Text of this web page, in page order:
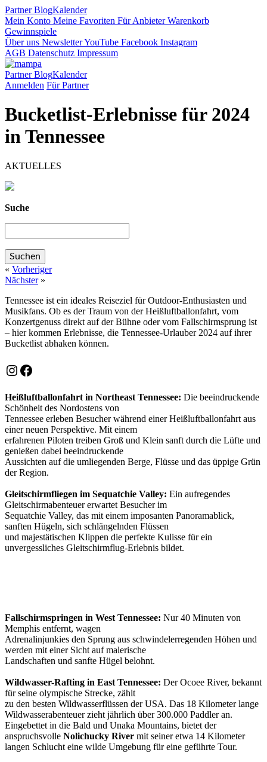
PartnerBlogKalender
Mein Konto Meine Favoriten Für AnbieterWarenkorb
Gewinnspiele
Über uns NewsletterYouTube Facebook Instagram
AGB Datenschutz Impressum
PartnerBlogKalender
Anmelden Für Partner
Bucketlist-Erlebnisse für 2024
in Tennessee
AKTUELLES
Suche
« Vorheriger
Nächster»
Tennessee ist ein ideales Reiseziel für Outdoor-Enthusiasten und
Musikfans. Ob es der Traum von der Heißluftballonfahrt, vom
Konzertgenuss direkt auf der Bühne oder vom Fallschirmsprung ist
– hier kommen Erlebnisse, die Tennessee-Urlauber 2024 auf ihrer
Bucketlist abhaken können.
Instagram
Facebook
Heißluftballonfahrt in Northeast Tennessee: Die beeindruckende
Schönheit des Nordostens von
Tennessee erleben Besucher während einer Heißluftballonfahrt aus
einer neuen Perspektive. Mit einem
erfahrenen Piloten treiben Groß und Klein sanft durch die Lüfte und
genießen dabei beeindruckende
Aussichten auf die umliegenden Berge, Flüsse und das üppige Grün
der Region.
Gleitschirmfliegen im Sequatchie Valley: Ein aufregendes
Gleitschirmabenteuer erwartet Besucher im
Sequatchie Valley, das mit einem imposanten Panoramablick,
sanften Hügeln, sich schlängelnden Flüssen
und majestätischen Klippen die perfekte Kulisse für ein
unvergessliches Gleitschirmflug-Erlebnis bildet.
Fallschirmspringen in West Tennessee: Nur 40 Minuten von
Memphis entfernt, wagen
Adrenalinjunkies den Sprung aus schwindelerregenden Höhen und
werden mit einer Sicht auf malerische
Landschaften und sanfte Hügel belohnt.
Wildwasser-Rafting in East Tennessee: Der Ocoee River, bekannt
für seine olympische Strecke, zählt
zu den besten Wildwasserflüssen der USA. Das 18 Kilometer lange
Wildwasserabenteuer zieht jährlich über 300.000 Paddler an.
Eingebettet in die Bald und Unaka Mountains, bietet der
anspruchsvolle Nolichucky River mit seiner etwa 14 Kilometer
langen Schlucht eine wilde Umgebung für eine geführte Tour.